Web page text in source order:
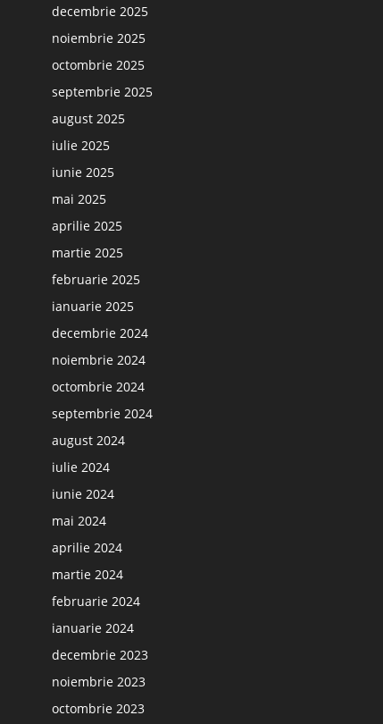
decembrie 2025
noiembrie 2025
octombrie 2025
septembrie 2025
august 2025
iulie 2025
iunie 2025
mai 2025
aprilie 2025
martie 2025
februarie 2025
ianuarie 2025
decembrie 2024
noiembrie 2024
octombrie 2024
septembrie 2024
august 2024
iulie 2024
iunie 2024
mai 2024
aprilie 2024
martie 2024
februarie 2024
ianuarie 2024
decembrie 2023
noiembrie 2023
octombrie 2023